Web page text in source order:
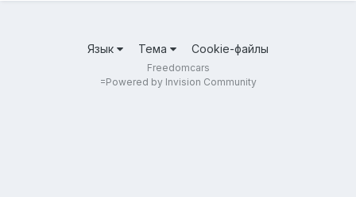
Язык Тема Cookie-файлы
Freedomcars
=Powered by Invision Community